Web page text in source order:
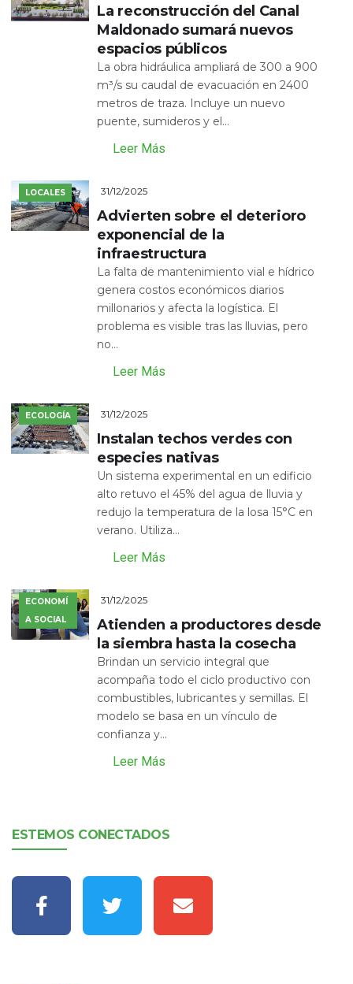
La reconstrucción del Canal
Maldonado sumará nuevos
espacios públicos
La obra hidráulica ampliará de 300 a 900
m³/s su caudal de evacuación en 2400
metros de traza. Incluye un nuevo
puente, sumideros y el...
Leer Más
LOCALES 31/12/2025
Advierten sobre el deterioro
exponencial de la
infraestructura
La falta de mantenimiento vial e hídrico
genera costos económicos diarios
millonarios y afecta la logística. El
problema es visible tras las lluvias, pero
no...
Leer Más
ECOLOGÍA 31/12/2025
Instalan techos verdes con
especies nativas
Un sistema experimental en un edificio
alto retuvo el 45% del agua de lluvia y
redujo la temperatura de la losa 15°C en
verano. Utiliza...
Leer Más
ECONOMÍ
A SOCIAL
31/12/2025
Atienden a productores desde
la siembra hasta la cosecha
Brindan un servicio integral que
acompaña todo el ciclo productivo con
combustibles, lubricantes y semillas. El
modelo se basa en un vínculo de
confianza y...
Leer Más
ESTEMOS CONECTADOS